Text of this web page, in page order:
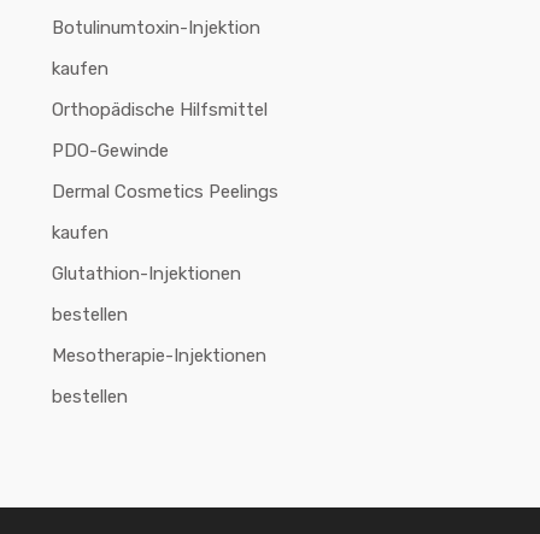
Botulinumtoxin-Injektion
kaufen
Orthopädische Hilfsmittel
PDO-Gewinde
Dermal Cosmetics Peelings
kaufen
Glutathion-Injektionen
bestellen
Mesotherapie-Injektionen
bestellen